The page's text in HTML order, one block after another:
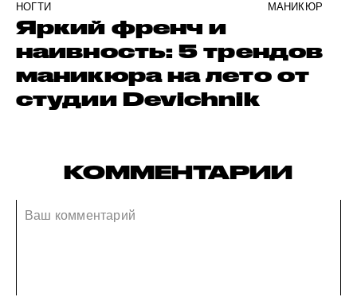
НОГТИ МАНИКЮР
Яркий френч и
наивность: 5 трендов
маникюра на лето от
студии Devichnik
КОММЕНТАРИИ